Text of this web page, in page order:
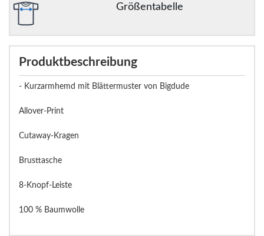
Größentabelle
Produktbeschreibung
- Kurzarmhemd mit Blättermuster von Bigdude
Allover-Print
Cutaway-Kragen
Brusttasche
8-Knopf-Leiste
100 % Baumwolle